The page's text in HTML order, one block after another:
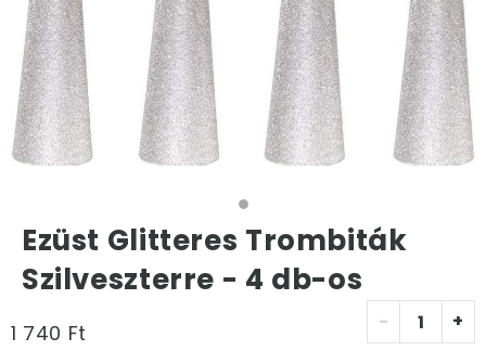
Ezüst Glitteres Trombiták
Szilveszterre - 4 db-os
1 740 Ft - +